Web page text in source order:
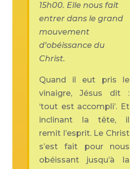
15h00. Elle nous fait
entrer dans le grand
mouvement
d’obéissance du
Christ.
Quand il eut pris le
vinaigre, Jésus dit :
‘tout est accompli’. Et
inclinant la tête, il
remit l’esprit. Le Christ
s’est fait pour nous
obéissant jusqu’à la